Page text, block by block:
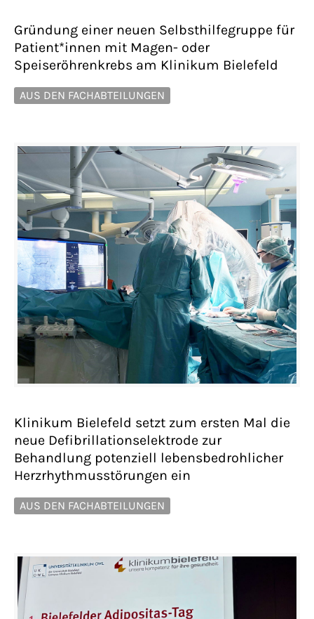
Gründung einer neuen Selbsthilfegruppe für
Patient*innen mit Magen- oder
Speiseröhrenkrebs am Klinikum Bielefeld
AUS DEN FACHABTEILUNGEN
Klinikum Bielefeld setzt zum ersten Mal die
neue Defibrillationselektrode zur
Behandlung potenziell lebensbedrohlicher
Herzrhythmusstörungen ein
AUS DEN FACHABTEILUNGEN